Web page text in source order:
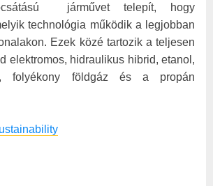
járművet telepít, hogy
technológia működik a legjobban
Ezek közé tartozik a teljesen
elektromos, hidraulikus hibrid, etanol,
folyékony földgáz és a propán